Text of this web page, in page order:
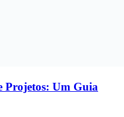
Projetos: Um Guia